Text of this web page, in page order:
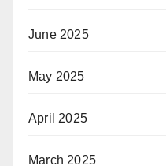
June 2025
May 2025
April 2025
March 2025